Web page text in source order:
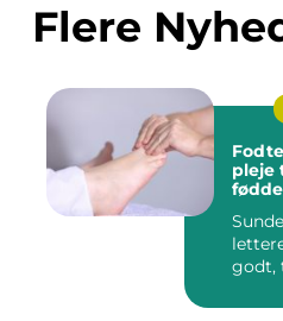
Flere
pleje
godt,